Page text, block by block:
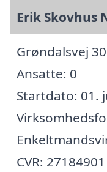
Erik Skovhus
Grøndalsvej
Ansatte: 0
Startdato: 01.
CVR: 27184901